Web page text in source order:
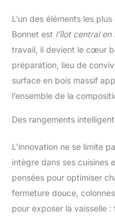
L’un des éléments les
Bonnet est l’îlot central en
travail, il devient le cœur
préparation, lieu de
surface en bois massif
l’ensemble de la
Des rangements
L’innovation ne se limite
intègre dans ses cuisines
pensées pour optimiser
fermeture douce,
pour exposer la vaisselle :